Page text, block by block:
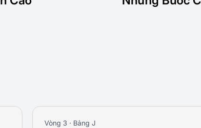
Vòng 3 · Bảng J